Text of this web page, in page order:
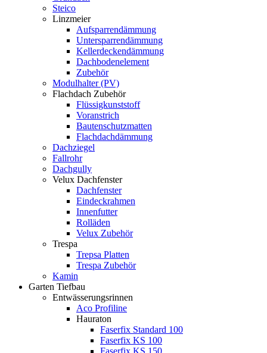
Steico
Linzmeier
Aufsparrendämmung
Untersparrendämmung
Kellerdeckendämmung
Dachbodenelement
Zubehör
Modulhalter (PV)
Flachdach Zubehör
Flüssigkunststoff
Voranstrich
Bautenschutzmatten
Flachdachdämmung
Dachziegel
Fallrohr
Dachgully
Velux Dachfenster
Dachfenster
Eindeckrahmen
Innenfutter
Rolläden
Velux Zubehör
Trespa
Trepsa Platten
Trespa Zubehör
Kamin
Garten Tiefbau
Entwässerungsrinnen
Aco Profiline
Hauraton
Faserfix Standard 100
Faserfix KS 100
Faserfix KS 150